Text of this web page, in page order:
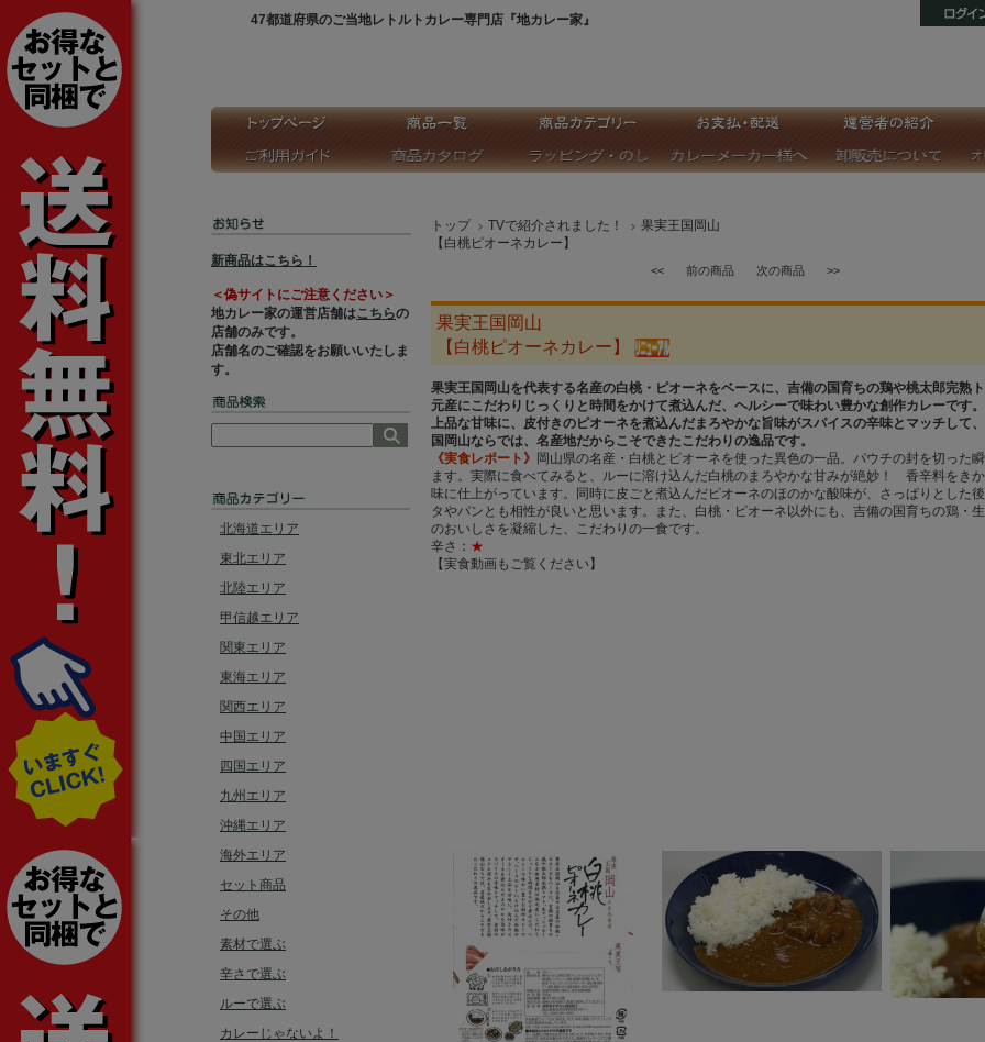
47都道府県のご当地レトルトカレー専門店『地カレー家』
新商品はこちら！
＜偽サイトにご注意ください＞
地カレー家の運営店舗はこちらの
店舗のみです。
店舗名のご確認をお願いいたしま
す。
北海道エリア
東北エリア
北陸エリア
甲信越エリア
関東エリア
東海エリア
関西エリア
中国エリア
四国エリア
九州エリア
沖縄エリア
海外エリア
セット商品
その他
素材で選ぶ
辛さで選ぶ
ルーで選ぶ
カレーじゃないよ！
トップ TVで紹介されました！
果実王国岡山
【白桃ピオーネカレー】
<< 前の商品 次の商品 >>
果実王国岡山
【白桃ピオーネカレー】
果実王国岡山を代表する名産の白桃・ピオーネをベースに、吉備の国育ちの鶏や桃太郎完熟
元産にこだわりじっくりと時間をかけて煮込んだ、ヘルシーで味わい豊かな創作カレーです
上品な甘味に、皮付きのピオーネを煮込んだまろやかな旨味がスパイスの辛味とマッチして
国岡山ならでは、名産地だからこそできたこだわりの逸品です。
《実食レポート》 岡山県の名産・白桃とピオーネを使った異色の一品。パウチの封を切った
ます。実際に食べてみると、ルーに溶け込んだ白桃のまろやかな甘みが絶妙！ 香辛料をき
味に仕上がっています。同時に皮ごと煮込んだピオーネのほのかな酸味が、さっぱりとした
タやパンとも相性が良いと思います。また、白桃・ピオーネ以外にも、吉備の国育ちの鶏・
のおいしさを凝縮した、こだわりの一食です。
辛さ： ★
【実食動画もご覧ください】